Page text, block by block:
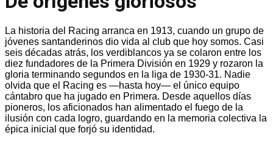
La historia del Racing arranca en 1913, cuando un grupo de
jóvenes santanderinos dio vida al club que hoy somos. Casi
seis décadas atrás, los verdiblancos ya se colaron entre los
diez fundadores de la Primera División en 1929 y rozaron la
gloria terminando segundos en la liga de 1930-31. Nadie
olvida que el Racing es —hasta hoy— el único equipo
cántabro que ha jugado en Primera. Desde aquellos días
pioneros, los aficionados han alimentado el fuego de la
ilusión con cada logro, guardando en la memoria colectiva la
épica inicial que forjó su identidad.